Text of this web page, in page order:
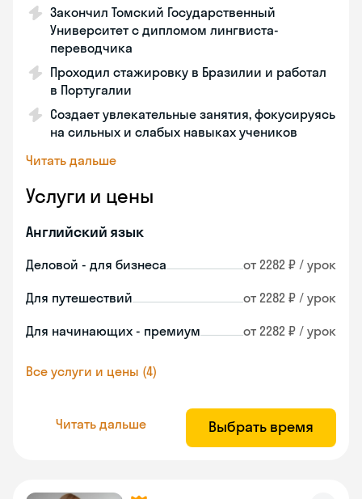
Закончил Томский Государственный
Университет с дипломом лингвиста-
переводчика
Проходил стажировку в Бразилии и работал
в Португалии
Создает увлекательные занятия, фокусируясь
на сильных и слабых навыках учеников
Читать дальше
Услуги и цены
Английский язык
Деловой - для бизнеса от 2282 ₽ / урок
Для путешествий от 2282 ₽ / урок
Для начинающих - премиум от 2282 ₽ / урок
Все услуги и цены (4)
Читать дальше Выбрать время